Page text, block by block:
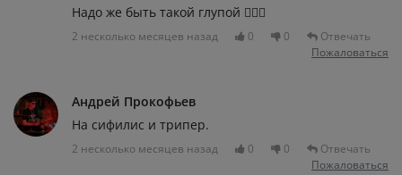
Надо же быть такой глупой 🤦🏻‍♀️
2 несколько месяцев назад 0 0
Отвечать
Пожаловаться
Андрей Прокофьев
На сифилис и трипер.
2 несколько месяцев назад 0 0
Отвечать
Пожаловаться